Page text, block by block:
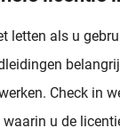
letten als u
Check in
u de